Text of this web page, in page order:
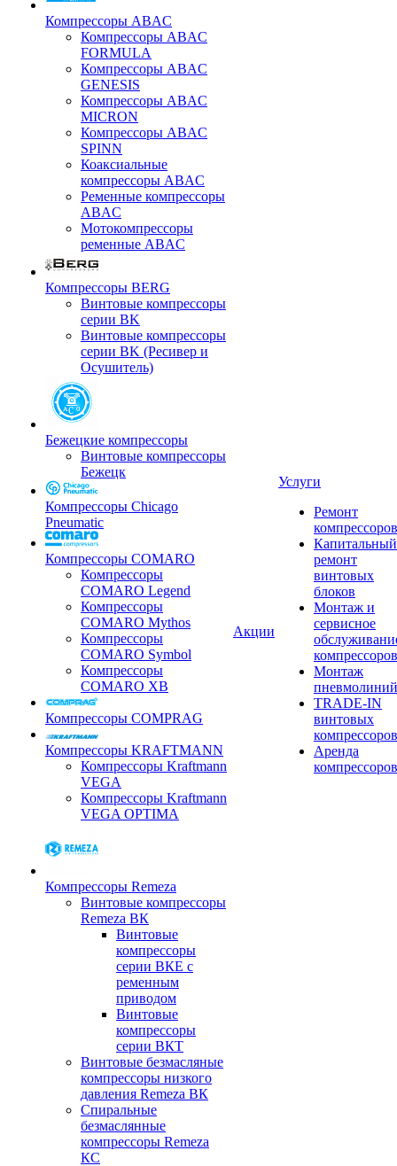
Компрессоры ABAC
Компрессоры ABAC
FORMULA
Компрессоры ABAC
GENESIS
Компрессоры ABAC
MICRON
Компрессоры ABAC
SPINN
Коаксиальные
компрессоры ABAC
Ременные компрессоры
ABAC
Мотокомпрессоры
ременные ABAC
Компрессоры BERG
Винтовые компрессоры
серии BK
Винтовые компрессоры
серии BK (Ресивер и
Осушитель)
Бежецкие компрессоры
Винтовые компрессоры
Бежецк
Компрессоры Chicago
Pneumatic
Компрессоры COMARO
Компрессоры
COMARO Legend
Компрессоры
COMARO Mythos
Компрессоры
COMARO Symbol
Компрессоры
COMARO XB
Компрессоры COMPRAG
Компрессоры KRAFTMANN
Компрессоры Kraftmann
VEGA
Компрессоры Kraftmann
VEGA OPTIMA
Компрессоры Remeza
Винтовые компрессоры
Remeza ВК
Винтовые
компрессоры
серии ВКЕ с
ременным
приводом
Винтовые
компрессоры
серии ВКТ
Винтовые безмасляные
компрессоры низкого
давления Remeza ВК
Спиральные
безмаслянные
компрессоры Remeza
КС
Акции
Услуги
Ремонт
компрессоров
Капитальный
ремонт
винтовых
блоков
Монтаж и
сервисное
компрессоров
Монтаж
пневмолиний
TRADE-IN
винтовых
компрессоров
Аренда
компрессоров